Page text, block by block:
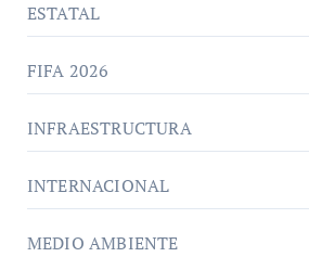
ESTATAL
FIFA 2026
INFRAESTRUCTURA
INTERNACIONAL
MEDIO AMBIENTE